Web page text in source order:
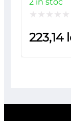
la
223,14